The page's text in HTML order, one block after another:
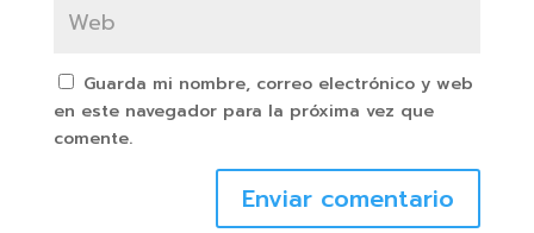
Guarda mi nombre, correo electrónico y web
en este navegador para la próxima vez que
comente.
Enviar comentario